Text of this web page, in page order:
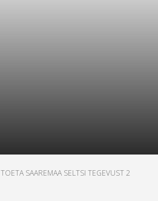
TOETA SAAREMAA SELTSI TEGEVUST 2